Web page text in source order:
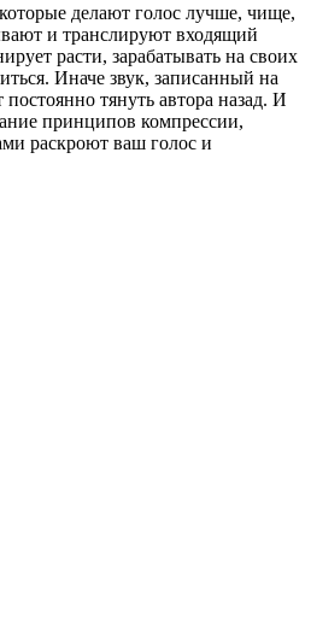
делают голос лучше, чище,
и транслируют входящий
расти, зарабатывать на своих
Иначе звук, записанный на
тянуть автора назад. И
принципов компрессии,
раскроют ваш голос и